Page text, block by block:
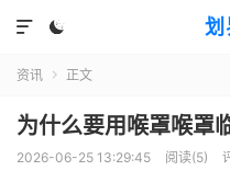
划


资讯  正文
为什么要用喉罩喉罩
2026-06-25 13:29:45 阅读(5)